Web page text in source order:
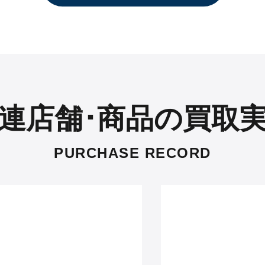
店舗･商品の買取
PURCHASE RECORD